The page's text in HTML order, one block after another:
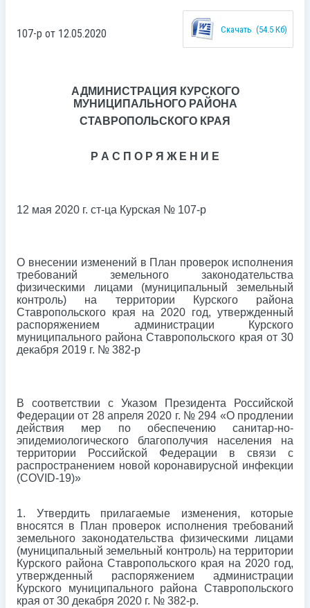
107-р от 12.05.2020 Скачать (54.5 Кб)
АДМИНИСТРАЦИЯ КУРСКОГО
МУНИЦИПАЛЬНОГО РАЙОНА
СТАВРОПОЛЬСКОГО КРАЯ
Р А С П О Р Я Ж Е Н И Е
12 мая 2020 г. ст-ца Курская № 107-р
О внесении изменений в План проверок исполнения
требований земельного законодательства
физическими лицами (муниципальный земельный
контроль) на территории Курского района
Ставропольского края на 2020 год, утвержденный
распоряжением администрации Курского
муниципального района Ставропольского края от 30
декабря 2019 г. № 382-р
В соответствии с Указом Президента Российской
Федерации от 28 апреля 2020 г. № 294 «О продлении
действия мер по обеспечению санитар-но-
эпидемиологического благополучия населения на
территории Российской Федерации в связи с
распространением новой коронавирусной инфекции
(COVID-19)»
1. Утвердить прилагаемые изменения, которые
вносятся в План проверок исполнения требований
земельного законодательства физическими лицами
(муниципальный земельный контроль) на территории
Курского района Ставропольского края на 2020 год,
утвержденный распоряжением администрации
Курского муниципального района Ставропольского
края от 30 декабря 2020 г. № 382-р.